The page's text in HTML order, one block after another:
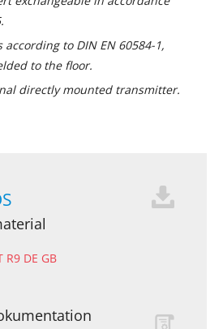
according to DIN EN 60584-1,
to the floor.
directly mounted transmitter.
DE GB